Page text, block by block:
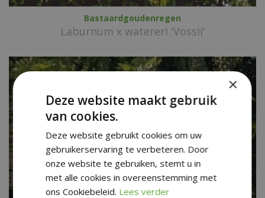
Bastaardgoudenregen
Laburnum x watereri 'Vossii'
×
Deze website maakt gebruik
van cookies.
Deze website gebruikt cookies om uw
gebruikerservaring te verbeteren. Door
onze website te gebruiken, stemt u in
met alle cookies in overeenstemming met
ons Cookiebeleid. Lees verder